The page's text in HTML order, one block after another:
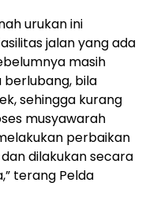
urukan ini
jalan yang ada
masih
bila
sehingga kurang
musyawarah
perbaikan
dilakukan secara
terang Pelda